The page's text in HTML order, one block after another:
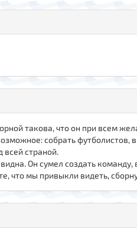
такова, что он при всем
собрать футболистов,
всей страной.
Он сумел создать
что мы привыкли видеть,